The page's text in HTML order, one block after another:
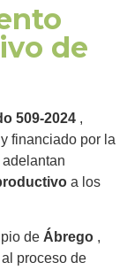
de
509-2024 ,
y financiado por la
adelantan
a los
de Ábrego ,
proceso de